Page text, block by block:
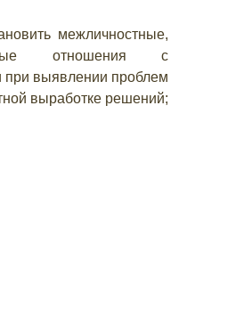
межличностные,
отношения с
при выявлении проблем
выработке решений;